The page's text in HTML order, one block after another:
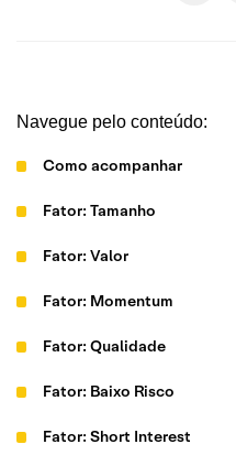
Navegue pelo conteúdo:
Como acompanhar
Fator: Tamanho
Fator: Valor
Fator: Momentum
Fator: Qualidade
Fator: Baixo Risco
Fator: Short Interest